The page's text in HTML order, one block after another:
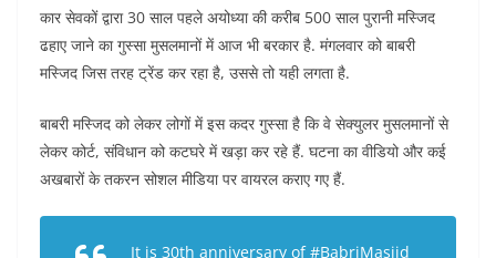
कार सेवकों द्वारा 30 साल पहले अयोध्या की करीब 500 साल पुरानी मस्जिद
ढहाए जाने का गुस्सा मुसलमानों में आज भी बरकार है. मंगलवार को बाबरी
मस्जिद जिस तरह ट्रेंड कर रहा है, उससे तो यही लगता है.
बाबरी मस्जिद को लेकर लोगों में इस कदर गुस्सा है कि वे सेक्युलर मुसलमानों से
लेकर कोर्ट, संविधान को कटघरे में खड़ा कर रहे हैं. घटना का वीडियो और कई
अखबारों के तकरन सोशल मीडिया पर वायरल कराए गए हैं.
It is 30th anniversary of#BabriMasjid